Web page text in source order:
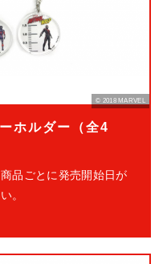
© 2018 MARVEL
ホルダー（全4
品ごとに発売開始日が
。